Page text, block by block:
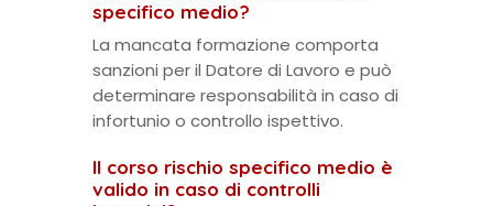
specifico medio?
La mancata formazione comporta
sanzioni per il Datore di Lavoro e può
determinare responsabilità in caso di
infortunio o controllo ispettivo.
Il corso rischio specifico medio è
valido in caso di controlli